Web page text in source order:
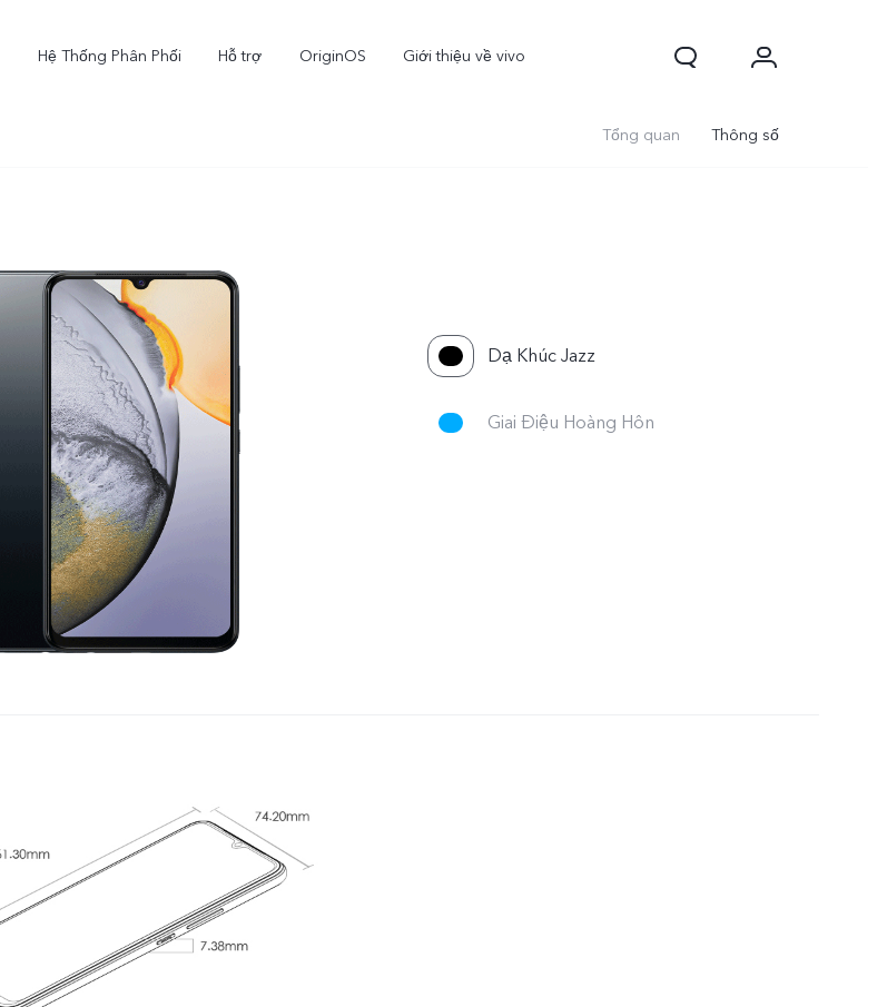
Hệ Thống Phân Phối Hỗ trợ OriginOS Giới thiệu về vivo
Tổng quan Thông số
Dạ Khúc Jazz
Giai Điệu Hoàng Hôn